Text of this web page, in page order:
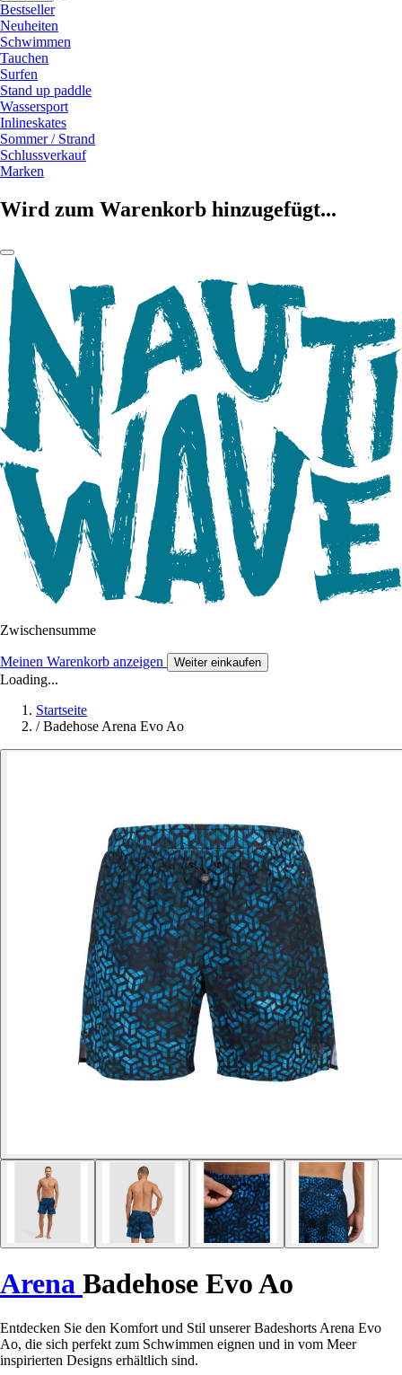
Bestseller
Neuheiten
Schwimmen
Tauchen
Surfen
Stand up paddle
Wassersport
Inlineskates
Sommer / Strand
Schlussverkauf
Marken
Wird zum Warenkorb hinzugefügt...
Zwischensumme
Meinen Warenkorb anzeigen Weiter einkaufen
Loading...
Startseite
/ Badehose Arena Evo Ao
Arena Badehose Evo Ao
Entdecken Sie den Komfort und Stil unserer Badeshorts Arena Evo
Ao, die sich perfekt zum Schwimmen eignen und in vom Meer
inspirierten Designs erhältlich sind.